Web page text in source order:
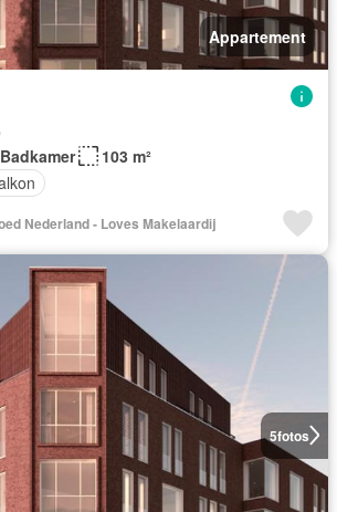
Appartement
103 m²
Nederland - Loves Makelaardij
5fotos